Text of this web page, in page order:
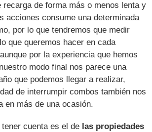
recarga de forma más o menos lenta y
acciones consume una determinada
por lo que tendremos que medir
que queremos hacer en cada
por la experiencia que hemos
modo final nos parece una
que podemos llegar a realizar,
de interrumpir combos también nos
en más de una ocasión.
cuenta es el de las propiedades